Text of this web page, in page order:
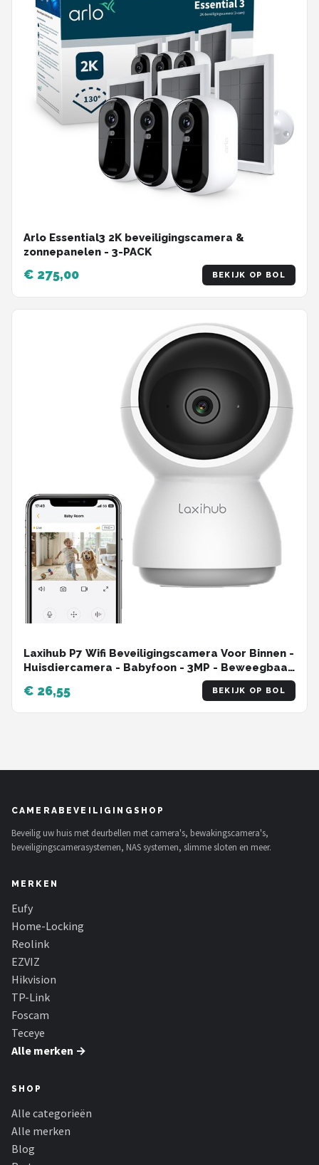
Arlo Essential3 2K beveiligingscamera &
zonnepanelen - 3-PACK
€ 275,00 BEKIJK OP BOL
Laxihub P7 Wifi Beveiligingscamera Voor Binnen -
Huisdiercamera - Babyfoon - 3MP - Beweegbaar
- Dual-Band Wifi - Draadloos - Full360° bewaking
- Geen Blinde Vlekken - Geen Maandelijkse
Kosten - HD - Besturing via App - Onvif
€ 26,55 BEKIJK OP BOL
CAMERABEVEILIGINGSHOP
Beveilig uw huis met deurbellen met camera's, bewakingscamera's,
beveiligingscamerasystemen, NAS systemen, slimme sloten en meer.
MERKEN
Eufy
Home-Locking
Reolink
EZVIZ
Hikvision
TP-Link
Foscam
Teceye
Alle merken →
SHOP
Alle categorieën
Alle merken
Blog